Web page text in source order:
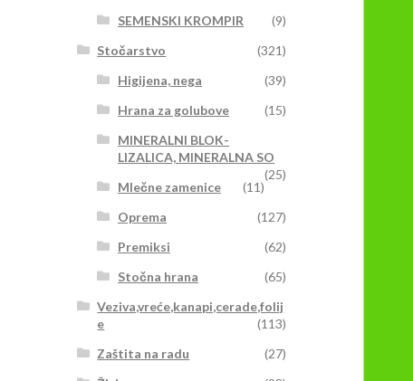
SEMENSKI KROMPIR
(9)
Stočarstvo
(321)
Higijena, nega
(39)
Hrana za golubove
(15)
MINERALNI BLOK-
LIZALICA, MINERALNA SO
(25)
Mlečne zamenice
(11)
Oprema
(127)
Premiksi
(62)
Stočna hrana
(65)
Veziva,vreće,kanapi,cerade,folij
e
(113)
Zaštita na radu
(27)